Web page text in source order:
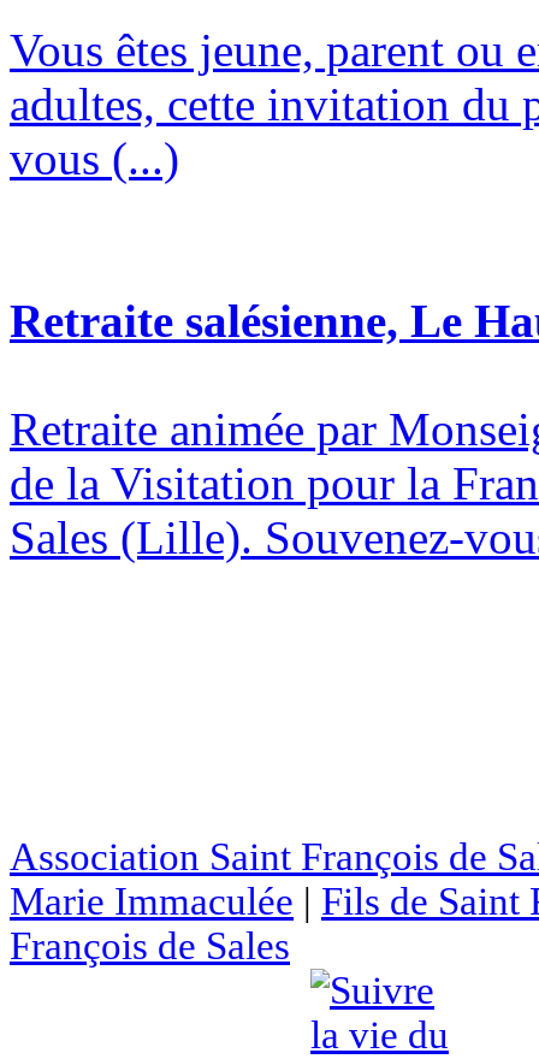
Vous êtes jeune, parent ou
adultes, cette invitation du
vous (...)
Retraite salésienne, Le
Retraite animée par
de la Visitation pour la
Sales (Lille). Souvenez-
Association Saint François de
Marie Immaculée | Fils de Saint
François de Sales